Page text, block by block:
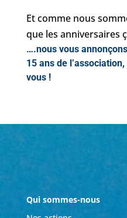
Et comme nous
que les anniversaires
….nous vous
15 ans de
vous !
Qui sommes-nous